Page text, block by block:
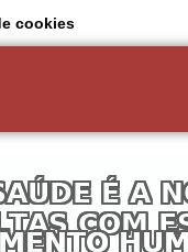
cookies